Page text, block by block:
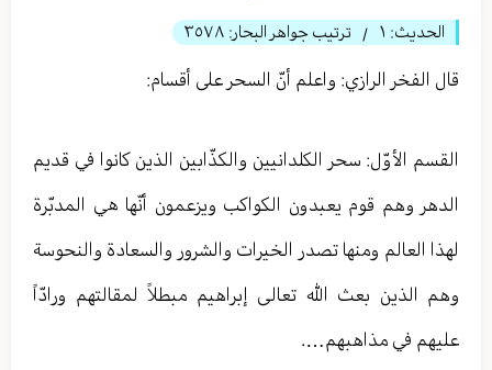
الحديث: ١ / ترتيب جواهر البحار: ٣٥٧٨
قال الفخر الرازي: واعلم أنّ السحر على أقسام:‏
القسم الأوّل: سحر الكلدانيين والكذّابين الذين كانوا في قديم
الدهر وهم قوم يعبدون الكواكب ويزعمون أنّها هي المدبّرة
لهذا العالم ومنها تصدر الخيرات والشرور والسعادة والنحوسة
وهم الذين‏ بعث الله تعالی إبراهيم مبطلاً لمقالتهم ورادّاً
عليهم في مذاهبهم….